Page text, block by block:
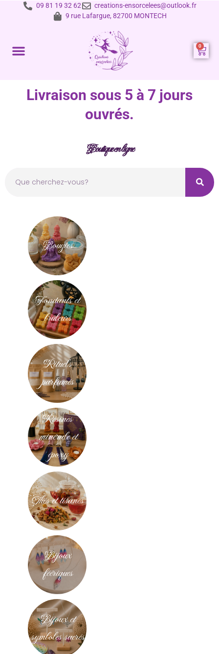
09 81 19 32 62
creations-ensorcelees@outlook.fr
9 rue Lafargue, 82700 MONTECH
Livraison sous 5 à 7 jours
ouvrés.
Boutique en ligne
Bougies
Fondants et
brûleurs
Rituels
parfumés
Résines
minérale et
époxy
Thés et tisanes
Bijoux
féériques
Bijoux et
symboles sacrés